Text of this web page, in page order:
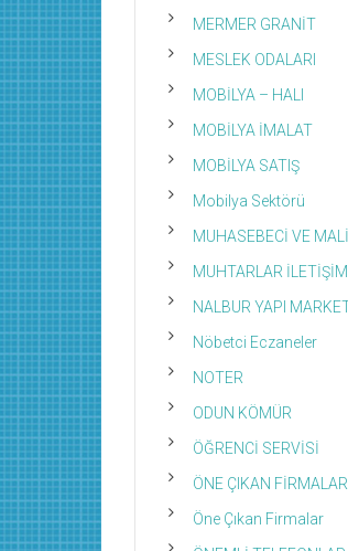
MERMER GRANİT
MESLEK ODALARI
MOBİLYA – HALI
MOBİLYA İMALAT
MOBİLYA SATIŞ
Mobilya Sektörü
MUHASEBECİ VE
MUHTARLAR İLETİŞİM
NALBUR YAPI
Nöbetci Eczaneler
NOTER
ODUN KÖMÜR
ÖĞRENCİ SERVİSİ
ÖNE ÇIKAN
Öne Çıkan Firmalar